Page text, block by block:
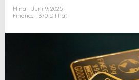
Mina
Juni 9, 2025
Finance
370 Dilihat